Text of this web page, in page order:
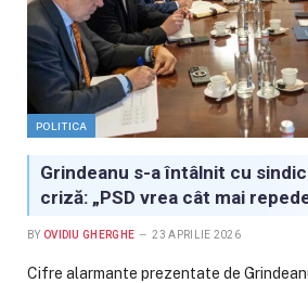
POLITICA
Grindeanu s-a întâlnit cu
criză: „PSD vrea cât mai
BY OVIDIU GHERGHE 23 APRILIE 2026
Cifre alarmante prezentate de